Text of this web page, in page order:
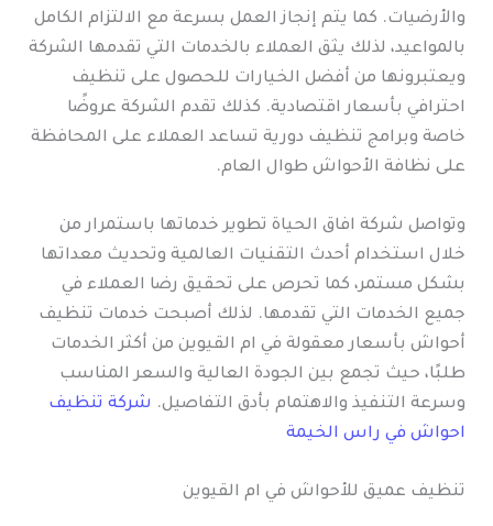
والأرضيات. كما يتم إنجاز العمل بسرعة مع الالتزام الكامل
بالمواعيد، لذلك يثق العملاء بالخدمات التي تقدمها الشركة
ويعتبرونها من أفضل الخيارات للحصول على تنظيف
احترافي بأسعار اقتصادية. كذلك تقدم الشركة عروضًا
خاصة وبرامج تنظيف دورية تساعد العملاء على المحافظة
على نظافة الأحواش طوال العام.
وتواصل شركة افاق الحياة تطوير خدماتها باستمرار من
خلال استخدام أحدث التقنيات العالمية وتحديث معداتها
بشكل مستمر، كما تحرص على تحقيق رضا العملاء في
جميع الخدمات التي تقدمها. لذلك أصبحت خدمات تنظيف
أحواش بأسعار معقولة في ام القيوين من أكثر الخدمات
طلبًا، حيث تجمع بين الجودة العالية والسعر المناسب
وسرعة التنفيذ والاهتمام بأدق التفاصيل. شركة تنظيف
احواش في راس الخيمة
تنظيف عميق للأحواش في ام القيوين